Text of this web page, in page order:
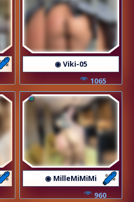
◉ Viki-05
1065
◉ MilleMiMiMi
960